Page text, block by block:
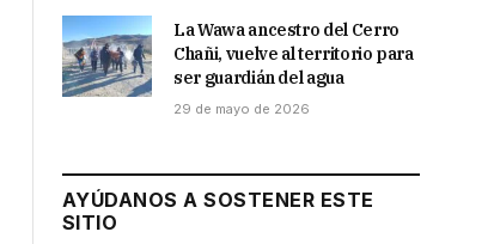
La Wawa ancestro del Cerro
Chañi, vuelve al territorio para
ser guardián del agua
29 de mayo de 2026
AYÚDANOS A SOSTENER ESTE
SITIO